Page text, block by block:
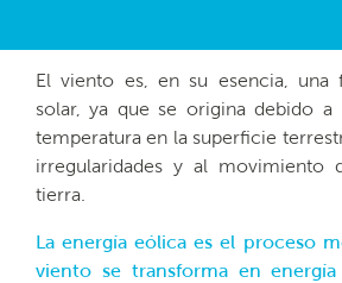
El viento es, en su esencia, una
solar, ya que se origina debido a
temperatura en la superficie
irregularidades y al movimiento
tierra.
La energía eólica es el proceso
viento se transforma en